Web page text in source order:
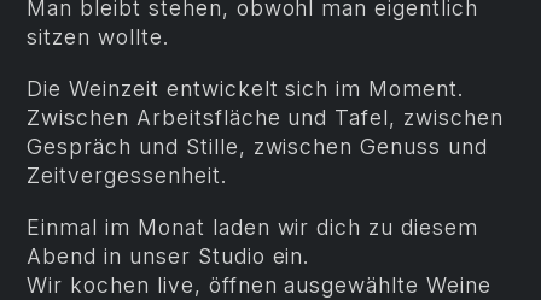
Man bleibt stehen, obwohl man eigentlich
sitzen wollte.
Die Weinzeit entwickelt sich im Moment.
Zwischen Arbeitsfläche und Tafel, zwischen
Gespräch und Stille, zwischen Genuss und
Zeitvergessenheit.
Einmal im Monat laden wir dich zu diesem
Abend in unser Studio ein.
Wir kochen live, öffnen ausgewählte Weine